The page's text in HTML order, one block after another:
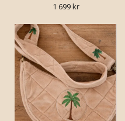
1 699 kr